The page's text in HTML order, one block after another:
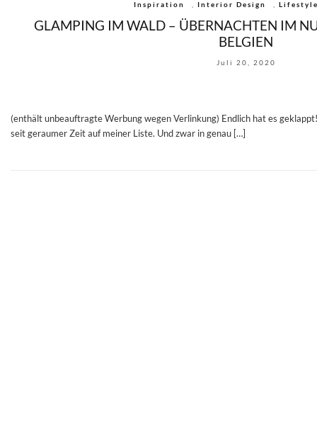
Inspiration Interior Design
GLAMPING IM WALD – ÜBERNACHTEN IM
BELGIEN
Juli 20, 2020
(enthält unbeauftragte Werbung wegen Verlinkung) Endlich hat es
seit geraumer Zeit auf meiner Liste. Und zwar in genau […]